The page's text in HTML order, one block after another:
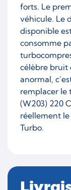
forts. Le
véhicule. Le
disponible
consomme
célèbre bruit
anormal,
remplacer le
(W203) 220
réellement
Turbo.